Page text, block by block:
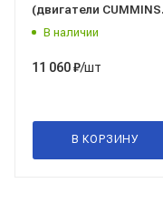
(двигатели CUMMINS
серии 4B,4BT, 4BTA, 6B,
ISBE) 24 В. 10 з. БАТЭ
В наличии
11 060₽/шт
В КОРЗИНУ